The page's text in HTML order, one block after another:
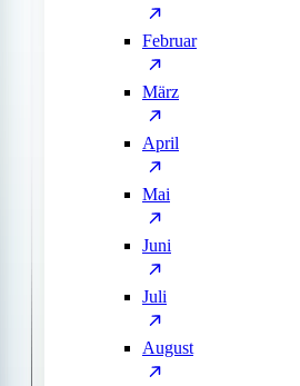
Februar
März
April
Mai
Juni
Juli
August